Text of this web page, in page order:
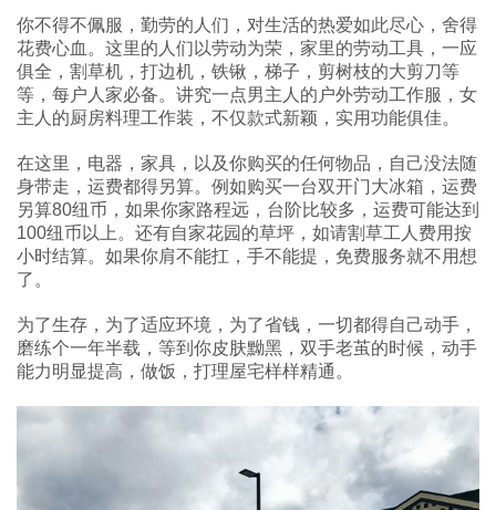
你不得不佩服，勤劳的人们，对生活的热爱如此尽心，舍得
花费心血。这里的人们以劳动为荣，家里的劳动工具，一应
俱全，割草机，打边机，铁锹，梯子，剪树枝的大剪刀等
等，每户人家必备。讲究一点男主人的户外劳动工作服，女
主人的厨房料理工作装，不仅款式新颖，实用功能俱佳。
在这里，电器，家具，以及你购买的任何物品，自己没法随
身带走，运费都得另算。例如购买一台双开门大冰箱，运费
另算80纽币，如果你家路程远，台阶比较多，运费可能达到
100纽币以上。还有自家花园的草坪，如请割草工人费用按
小时结算。如果你肩不能扛，手不能提，免费服务就不用想
了。
为了生存，为了适应环境，为了省钱，一切都得自己动手，
磨练个一年半载，等到你皮肤黝黑，双手老茧的时候，动手
能力明显提高，做饭，打理屋宅样样精通。